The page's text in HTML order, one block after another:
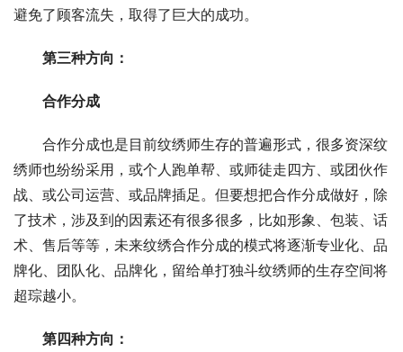
避免了顾客流失，取得了巨大的成功。
第三种方向：
合作分成
合作分成也是目前纹绣师生存的普遍形式，很多资深纹
绣师也纷纷采用，或个人跑单帮、或师徒走四方、或团伙作
战、或公司运营、或品牌插足。但要想把合作分成做好，除
了技术，涉及到的因素还有很多很多，比如形象、包装、话
术、售后等等，未来纹绣合作分成的模式将逐渐专业化、品
牌化、团队化、品牌化，留给单打独斗纹绣师的生存空间将
超琮越小。
第四种方向：